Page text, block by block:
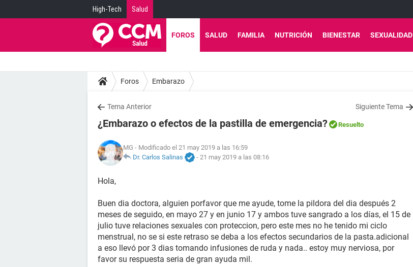
High-Tech Salud
FOROS SALUD FAMILIA NUTRICIÓN BIENESTAR SEXUALIDAD
Foros Embarazo
Tema Anterior Siguiente Tema
¿Embarazo o efectos de la pastilla de emergencia? Resuelto
MG - Modificado el 21 may 2019 a las 16:59
Dr. Carlos Salinas
- 21 may 2019 a las 08:16
Hola,
Buen dia doctora, alguien porfavor que me ayude, tome la pildora del dia después 2
meses de seguido, en mayo 27 y en junio 17 y ambos tuve sangrado a los días, el 15 de
julio tuve relaciones sexuales con proteccion, pero este mes no he tenido mi ciclo
menstrual, no se si este retraso se deba a los efectos secundarios de la pasta.adicional
a eso llevó por 3 dias tomando infusiones de ruda y nada.. estoy muy nerviosa, por
favor su respuesta seria de gran ayuda mil.